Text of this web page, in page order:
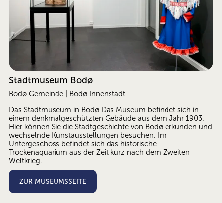
Stadtmuseum Bodø
Bodø Gemeinde | Bodø Innenstadt
Das Stadtmuseum in Bodø Das Museum befindet sich in
einem denkmalgeschützten Gebäude aus dem Jahr 1903.
Hier können Sie die Stadtgeschichte von Bodø erkunden und
wechselnde Kunstausstellungen besuchen. Im
Untergeschoss befindet sich das historische
Trockenaquarium aus der Zeit kurz nach dem Zweiten
Weltkrieg.
ZUR MUSEUMSSEITE